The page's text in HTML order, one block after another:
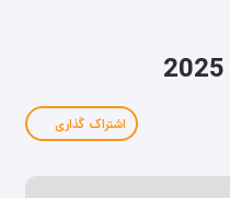
اشتراک گذاری